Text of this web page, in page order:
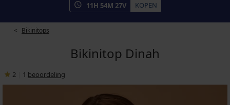
11H 54M 26V KOPEN
Bikinitops
Bikinitop Dinah
2 1 beoordeling